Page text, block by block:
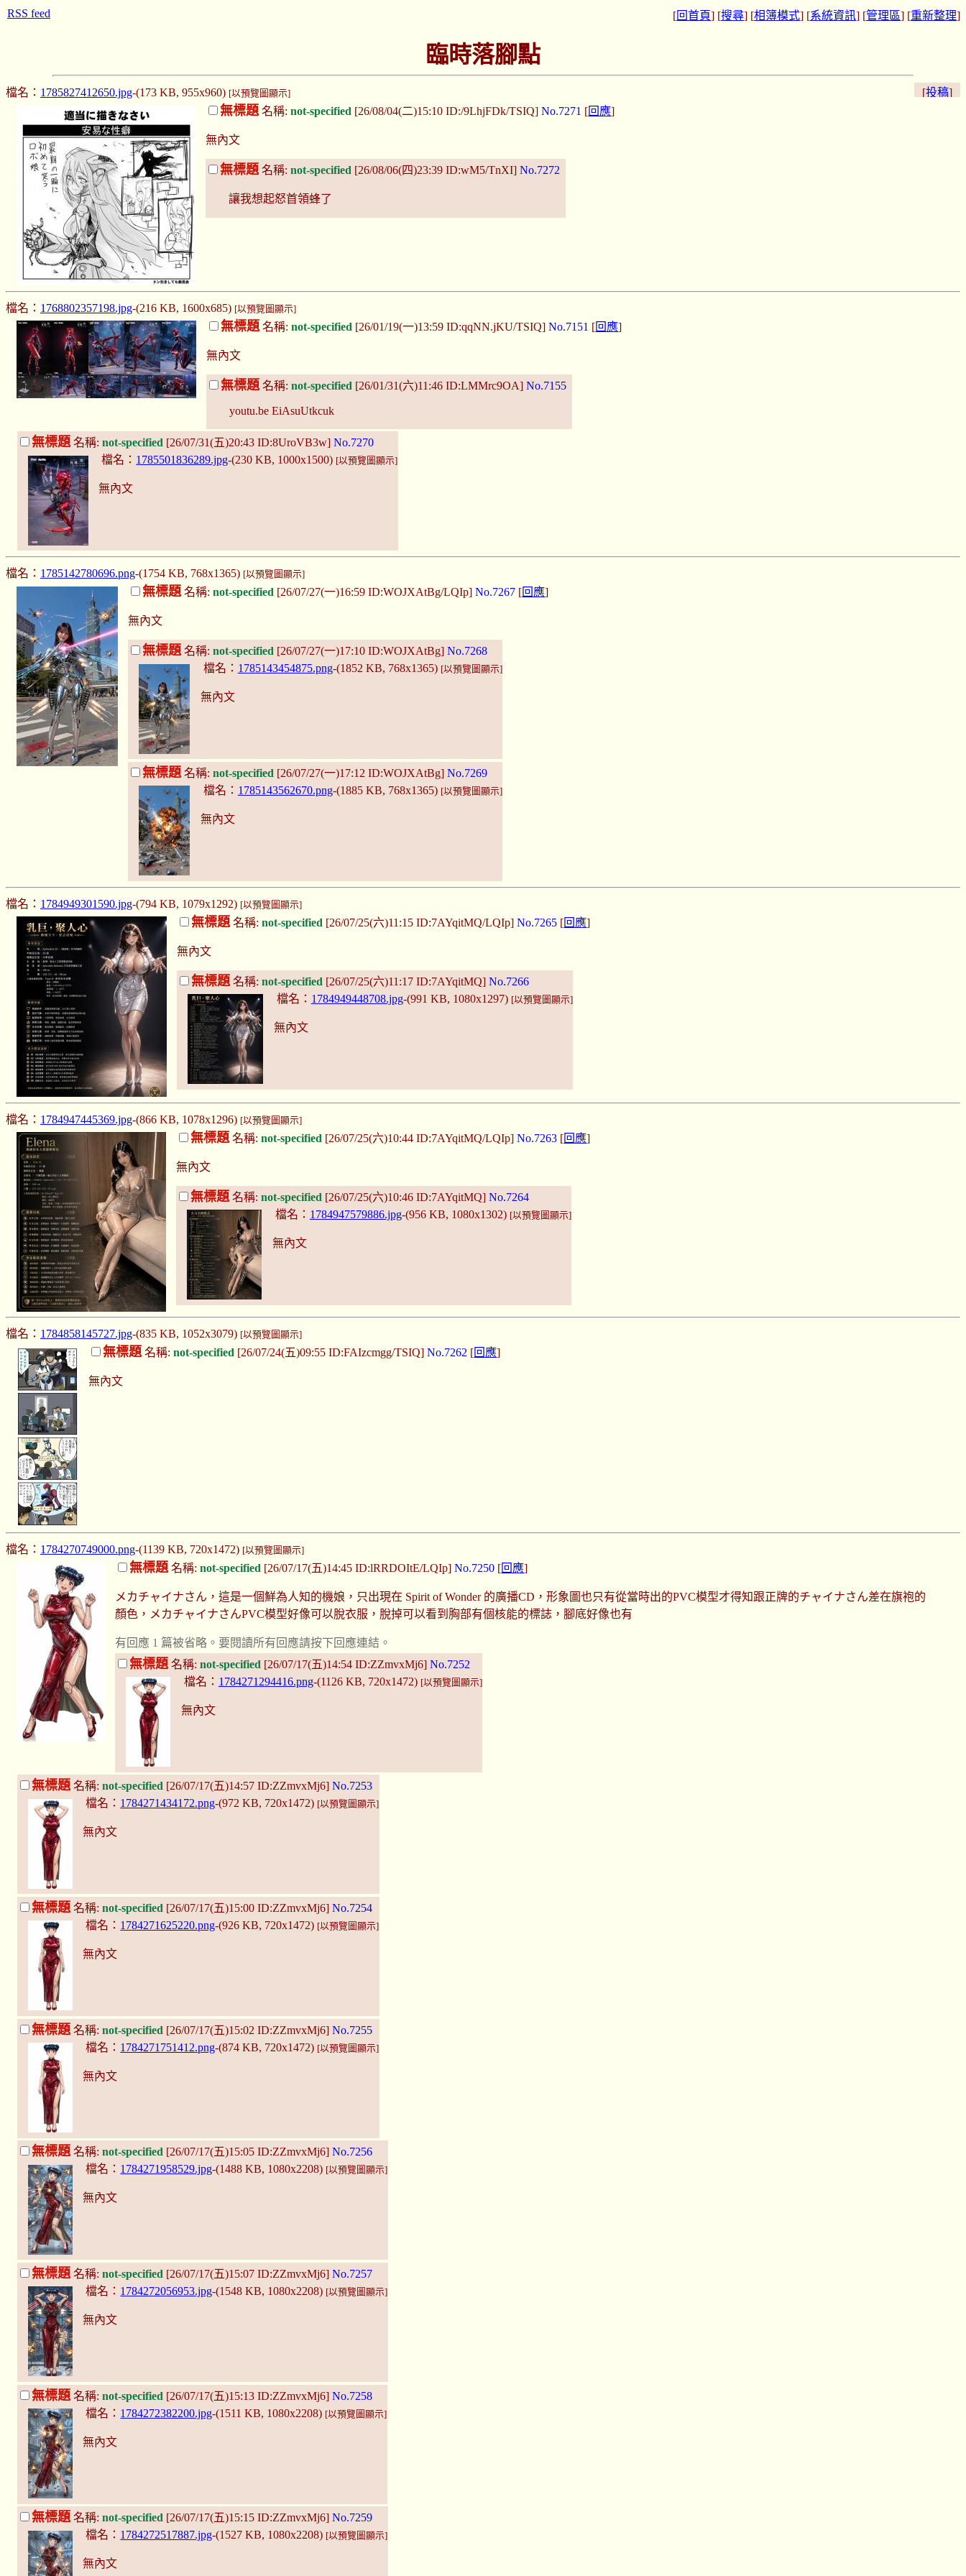
[回首頁] [搜尋] [相簿模式] [系統資訊] [管理區] [重新整理]
臨時落腳點
[投稿]
檔名： 1785827412650.jpg-(173 KB, 955x960) [以預覽圖顯示]
無標題 名稱:not-specified [26/08/04(二)15:10 ID:/9LhjFDk/TSIQ]No.7271 [回應]
無內文
無標題 名稱:not-specified [26/08/06(四)23:39 ID:wM5/TnXI]No.7272
讓我想起怒首領蜂了
檔名： 1768802357198.jpg-(216 KB, 1600x685) [以預覽圖顯示]
無標題 名稱:not-specified [26/01/19(一)13:59 ID:qqNN.jKU/TSIQ]No.7151 [回應]
無內文
無標題 名稱:not-specified [26/01/31(六)11:46 ID:LMMrc9OA]No.7155
youtu.be EiAsuUtkcuk
無標題 名稱: not-specified [26/07/31(五)20:43 ID:8UroVB3w] No.7270
檔名： 1785501836289.jpg-(230 KB, 1000x1500) [以預覽圖顯示]
無內文
檔名： 1785142780696.png-(1754 KB, 768x1365) [以預覽圖顯示]
無標題 名稱:not-specified [26/07/27(一)16:59 ID:WOJXAtBg/LQIp]No.7267 [回應]
無內文
無標題 名稱:not-specified [26/07/27(一)17:10 ID:WOJXAtBg]No.7268
檔名： 1785143454875.png-(1852 KB, 768x1365) [以預覽圖顯示]
無內文
無標題 名稱:not-specified [26/07/27(一)17:12 ID:WOJXAtBg]No.7269
檔名： 1785143562670.png-(1885 KB, 768x1365) [以預覽圖顯示]
無內文
檔名： 1784949301590.jpg-(794 KB, 1079x1292) [以預覽圖顯示]
無標題 名稱:not-specified [26/07/25(六)11:15 ID:7AYqitMQ/LQIp]No.7265 [回應]
無內文
無標題 名稱:not-specified [26/07/25(六)11:17 ID:7AYqitMQ]No.7266
檔名： 1784949448708.jpg-(991 KB, 1080x1297) [以預覽圖顯示]
無內文
檔名： 1784947445369.jpg-(866 KB, 1078x1296) [以預覽圖顯示]
無標題 名稱:not-specified [26/07/25(六)10:44 ID:7AYqitMQ/LQIp]No.7263 [回應]
無內文
無標題 名稱:not-specified [26/07/25(六)10:46 ID:7AYqitMQ]No.7264
檔名： 1784947579886.jpg-(956 KB, 1080x1302) [以預覽圖顯示]
無內文
檔名： 1784858145727.jpg-(835 KB, 1052x3079) [以預覽圖顯示]
無標題名稱:not-specified [26/07/24(五)09:55 ID:FAIzcmgg/TSIQ]No.7262 [回應]
無內文
檔名： 1784270749000.png-(1139 KB, 720x1472) [以預覽圖顯示]
無標題 名稱:not-specified [26/07/17(五)14:45 ID:lRRDOItE/LQIp]No.7250 [回應]
メカチャイナさん，這是一個鮮為人知的機娘，只出現在 Spirit of Wonder 的廣播CD，形象圖也只有從當時出的PVC模型才得知跟正牌的チャイナさん差在旗袍的
顏色，メカチャイナさんPVC模型好像可以脫衣服，脫掉可以看到胸部有個核能的標誌，腳底好像也有
有回應 1 篇被省略。要閱讀所有回應請按下回應連結。
無標題 名稱:not-specified [26/07/17(五)14:54 ID:ZZmvxMj6]No.7252
檔名： 1784271294416.png-(1126 KB, 720x1472) [以預覽圖顯示]
無內文
無標題名稱: not-specified [26/07/17(五)14:57 ID:ZZmvxMj6] No.7253
檔名： 1784271434172.png-(972 KB, 720x1472) [以預覽圖顯示]
無內文
無標題 名稱: not-specified [26/07/17(五)15:00 ID:ZZmvxMj6] No.7254
檔名： 1784271625220.png-(926 KB, 720x1472) [以預覽圖顯示]
無內文
無標題 名稱: not-specified [26/07/17(五)15:02 ID:ZZmvxMj6] No.7255
檔名： 1784271751412.png-(874 KB, 720x1472) [以預覽圖顯示]
無內文
無標題名稱: not-specified [26/07/17(五)15:05 ID:ZZmvxMj6] No.7256
檔名： 1784271958529.jpg-(1488 KB, 1080x2208) [以預覽圖顯示]
無內文
無標題 名稱: not-specified [26/07/17(五)15:07 ID:ZZmvxMj6] No.7257
檔名： 1784272056953.jpg-(1548 KB, 1080x2208) [以預覽圖顯示]
無內文
無標題 名稱: not-specified [26/07/17(五)15:13 ID:ZZmvxMj6] No.7258
檔名： 1784272382200.jpg-(1511 KB, 1080x2208) [以預覽圖顯示]
無內文
無標題名稱: not-specified [26/07/17(五)15:15 ID:ZZmvxMj6] No.7259
檔名： 1784272517887.jpg-(1527 KB, 1080x2208) [以預覽圖顯示]
無內文
RSS feed